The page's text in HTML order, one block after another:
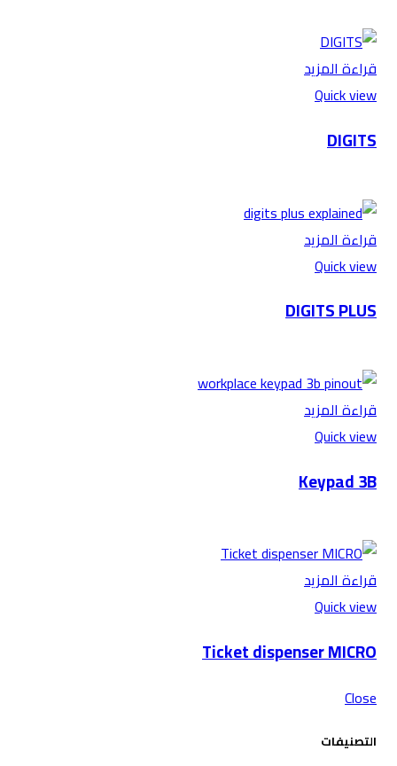
Close
التصنيفات
قراءة المزيد
Quick view
DIGITS
قراءة المزيد
Quick view
DIGITS PLUS
قراءة المزيد
Quick view
Keypad 3B
قراءة المزيد
Quick view
Ticket dispenser MICRO